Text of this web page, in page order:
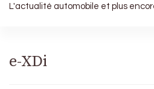
L'actualité automobile et plus
e-XDi